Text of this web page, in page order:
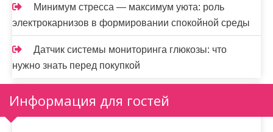
Минимум стресса — максимум уюта: роль
электрокарнизов в формировании спокойной среды
Датчик системы мониторинга глюкозы: что
нужно знать перед покупкой
Информация для гостей